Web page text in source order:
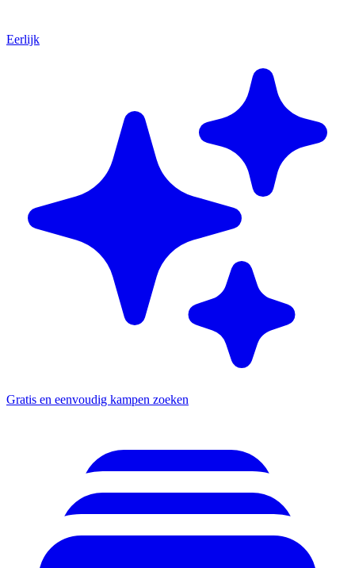
Eerlijk
Gratis en eenvoudig kampen zoeken